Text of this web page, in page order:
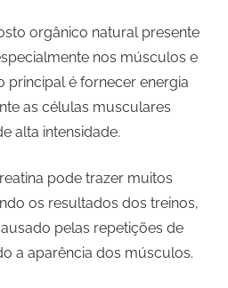
orgânico natural presente
nos músculos e
principal é fornecer energia
as células musculares
alta intensidade.
pode trazer muitos
os resultados dos treinos,
pelas repetições de
a aparência dos músculos.